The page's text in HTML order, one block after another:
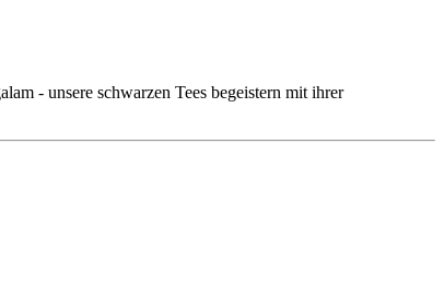
- unsere schwarzen Tees begeistern mit ihrer